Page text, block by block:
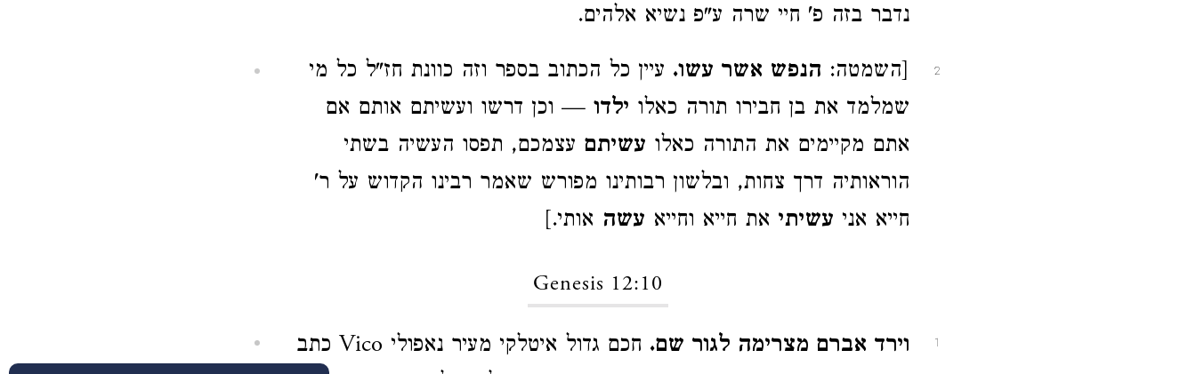
נדבר בזה פ' חיי שרה ע"פ נשיא אלהים.
2 [השמטה: הנפש אשר עשו. עיין כל הכתוב בספר וזה כוונת חז"ל כל מי
שמלמד את בן חבירו תורה כאלו ילדו — וכן דרשו ועשיתם אותם אם
אתם מקיימים את התורה כאלו עשיתם עצמכם, תפסו העשיה בשתי
הוראותיה דרך צחות, ובלשון רבותינו מפורש שאמר רבינו הקדוש על ר'
חייא אני עשיתי את חייא וחייא עשה אותי.]
Genesis 12:10
1 וירד אברם מצרימה לגור שם.
חכם גדול איטלקי מעיר נאפולי Vico כתב